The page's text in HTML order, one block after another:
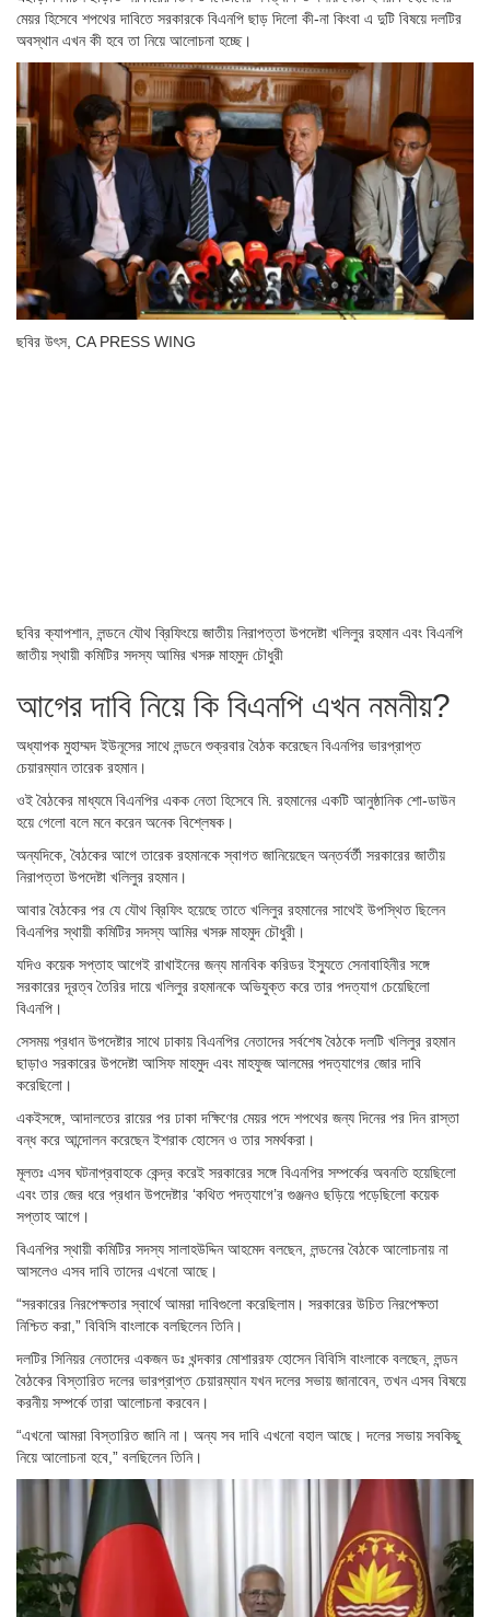
মেয়র হিসেবে শপথের দাবিতে সরকারকে বিএনপি ছাড় দিলো কী-না কিংবা এ দুটি বিষয়ে দলটির
অবস্থান এখন কী হবে তা নিয়ে আলোচনা হচ্ছে।
ছবির উৎস, CA PRESS WING
ছবির ক্যাপশান, লন্ডনে যৌথ ব্রিফিংয়ে জাতীয় নিরাপত্তা উপদেষ্টা খলিলুর রহমান এবং বিএনপি
জাতীয় স্থায়ী কমিটির সদস্য আমির খসরু মাহমুদ চৌধুরী
আগের দাবি নিয়ে কি বিএনপি এখন নমনীয়?
অধ্যাপক মুহাম্মদ ইউনূসের সাথে লন্ডনে শুক্রবার বৈঠক করেছেন বিএনপির ভারপ্রাপ্ত
চেয়ারম্যান তারেক রহমান।
ওই বৈঠকের মাধ্যমে বিএনপির একক নেতা হিসেবে মি. রহমানের একটি আনুষ্ঠানিক শো-ডাউন
হয়ে গেলো বলে মনে করেন অনেক বিশ্লেষক।
অন্যদিকে, বৈঠকের আগে তারেক রহমানকে স্বাগত জানিয়েছেন অন্তর্বর্তী সরকারের জাতীয়
নিরাপত্তা উপদেষ্টা খলিলুর রহমান।
আবার বৈঠকের পর যে যৌথ ব্রিফিং হয়েছে তাতে খলিলুর রহমানের সাথেই উপস্থিত ছিলেন
বিএনপির স্থায়ী কমিটির সদস্য আমির খসরু মাহমুদ চৌধুরী।
যদিও কয়েক সপ্তাহ আগেই রাখাইনের জন্য মানবিক করিডর ইস্যুতে সেনাবাহিনীর সঙ্গে
সরকারের দূরত্ব তৈরির দায়ে খলিলুর রহমানকে অভিযুক্ত করে তার পদত্যাগ চেয়েছিলো
বিএনপি।
সেসময় প্রধান উপদেষ্টার সাথে ঢাকায় বিএনপির নেতাদের সর্বশেষ বৈঠকে দলটি খলিলুর রহমান
ছাড়াও সরকারের উপদেষ্টা আসিফ মাহমুদ এবং মাহফুজ আলমের পদত্যাগের জোর দাবি
করেছিলো।
একইসঙ্গে, আদালতের রায়ের পর ঢাকা দক্ষিণের মেয়র পদে শপথের জন্য দিনের পর দিন রাস্তা
বন্ধ করে আন্দোলন করেছেন ইশরাক হোসেন ও তার সমর্থকরা।
মূলতঃ এসব ঘটনাপ্রবাহকে কেন্দ্র করেই সরকারের সঙ্গে বিএনপির সম্পর্কের অবনতি হয়েছিলো
এবং তার জের ধরে প্রধান উপদেষ্টার ‘কথিত পদত্যাগে’র গুঞ্জনও ছড়িয়ে পড়েছিলো কয়েক
সপ্তাহ আগে।
বিএনপির স্থায়ী কমিটির সদস্য সালাহউদ্দিন আহমেদ বলছেন, লন্ডনের বৈঠকে আলোচনায় না
আসলেও এসব দাবি তাদের এখনো আছে।
“সরকারের নিরপেক্ষতার স্বার্থে আমরা দাবিগুলো করেছিলাম। সরকারের উচিত নিরপেক্ষতা
নিশ্চিত করা,” বিবিসি বাংলাকে বলছিলেন তিনি।
দলটির সিনিয়র নেতাদের একজন ডঃ খন্দকার মোশাররফ হোসেন বিবিসি বাংলাকে বলছেন, লন্ডন
বৈঠকের বিস্তারিত দলের ভারপ্রাপ্ত চেয়ারম্যান যখন দলের সভায় জানাবেন, তখন এসব বিষয়ে
করনীয় সম্পর্কে তারা আলোচনা করবেন।
“এখনো আমরা বিস্তারিত জানি না। অন্য সব দাবি এখনো বহাল আছে। দলের সভায় সবকিছু
নিয়ে আলোচনা হবে,” বলছিলেন তিনি।